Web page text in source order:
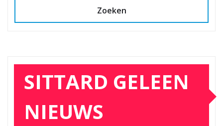
Zoeken
SITTARD GELEEN
NIEUWS